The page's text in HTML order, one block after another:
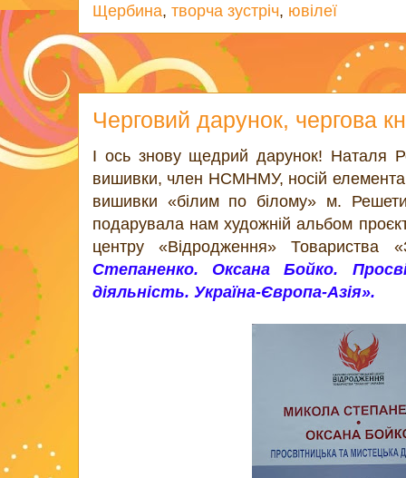
Щербина, творча зустріч, ювілеї
Черговий дарунок, чергова
І ось знову щедрий дарунок! Наталя
вишивки, член НСМНМУ, носій елемента
вишивки «білим по білому» м.
подарувала нам художній альбом
центру «Відродження» Товариства
Степаненко. Оксана Бойко.
діяльність. Україна-Європа-Азія».